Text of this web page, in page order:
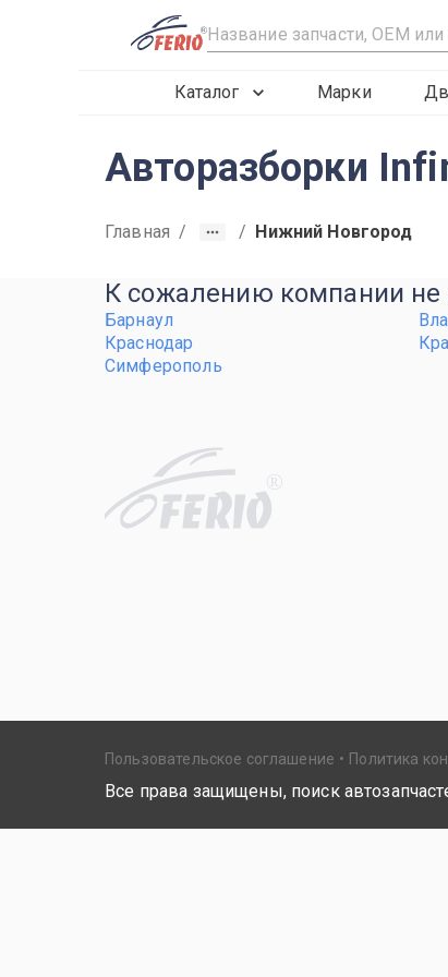
R
Каталог Марки
Авторазборки
Главная / / Нижний Новгород
К сожалению компании не
Барнаул
Краснодар
Симферополь
R
Пользовательское соглашение Политика
Все права защищены, поиск